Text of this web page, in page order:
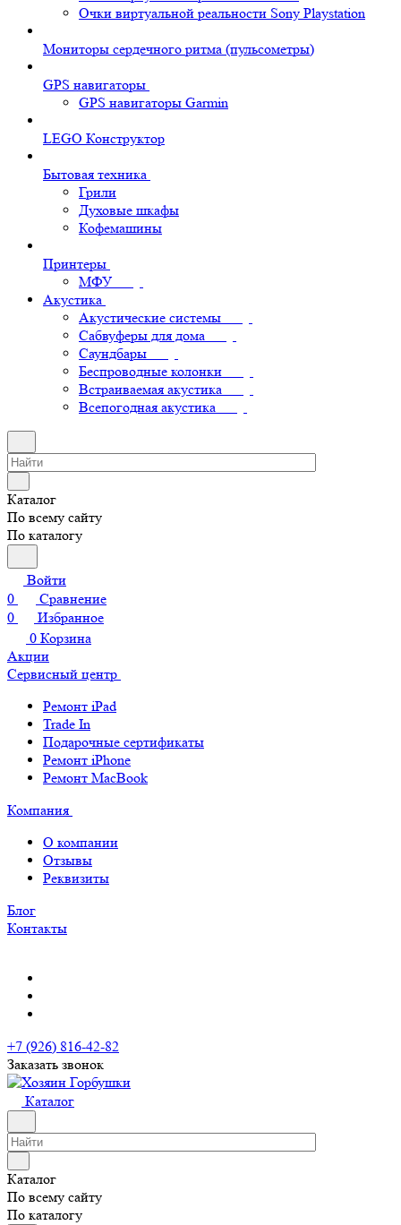
Очки виртуальной реальности Sony Playstation
Мониторы сердечного ритма (пульсометры)
GPS навигаторы
GPS навигаторы Garmin
LEGO Конструктор
Бытовая техника
Грили
Духовые шкафы
Кофемашины
Принтеры
МФУ
Акустика
Акустические системы
Сабвуферы для дома
Саундбары
Беспроводные колонки
Встраиваемая акустика
Всепогодная акустика
Каталог
По всему сайту
По каталогу
Войти
0
Сравнение
0
Избранное
0 Корзина
Акции
Сервисный центр
Ремонт iPad
Trade In
Подарочные сертификаты
Ремонт iPhone
Ремонт MacBook
Компания
О компании
Отзывы
Реквизиты
Блог
Контакты
+7 (926) 816-42-82
Заказать звонок
Каталог
Каталог
По всему сайту
По каталогу